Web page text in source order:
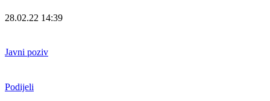
28.02.22 14:39
Javni poziv
Podijeli